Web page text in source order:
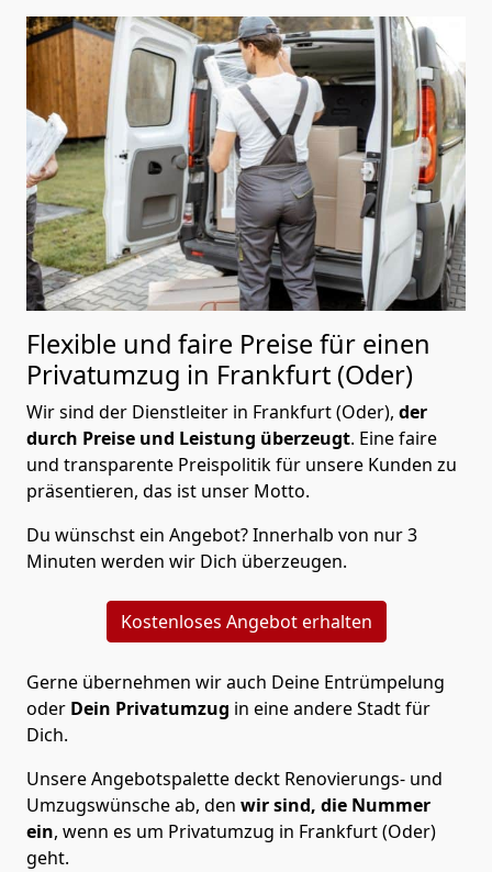
Flexible und faire Preise für einen
Privatumzug in Frankfurt (Oder)
Wir sind der Dienstleiter in Frankfurt (Oder), der
durch Preise und Leistung überzeugt. Eine faire
und transparente Preispolitik für unsere Kunden zu
präsentieren, das ist unser Motto.
Du wünschst ein Angebot? Innerhalb von nur 3
Minuten werden wir Dich überzeugen.
Kostenloses Angebot erhalten
Gerne übernehmen wir auch Deine Entrümpelung
oder Dein Privatumzug in eine andere Stadt für
Dich.
Unsere Angebotspalette deckt Renovierungs- und
Umzugswünsche ab, den wir sind, die Nummer
ein, wenn es um Privatumzug in Frankfurt (Oder)
geht.